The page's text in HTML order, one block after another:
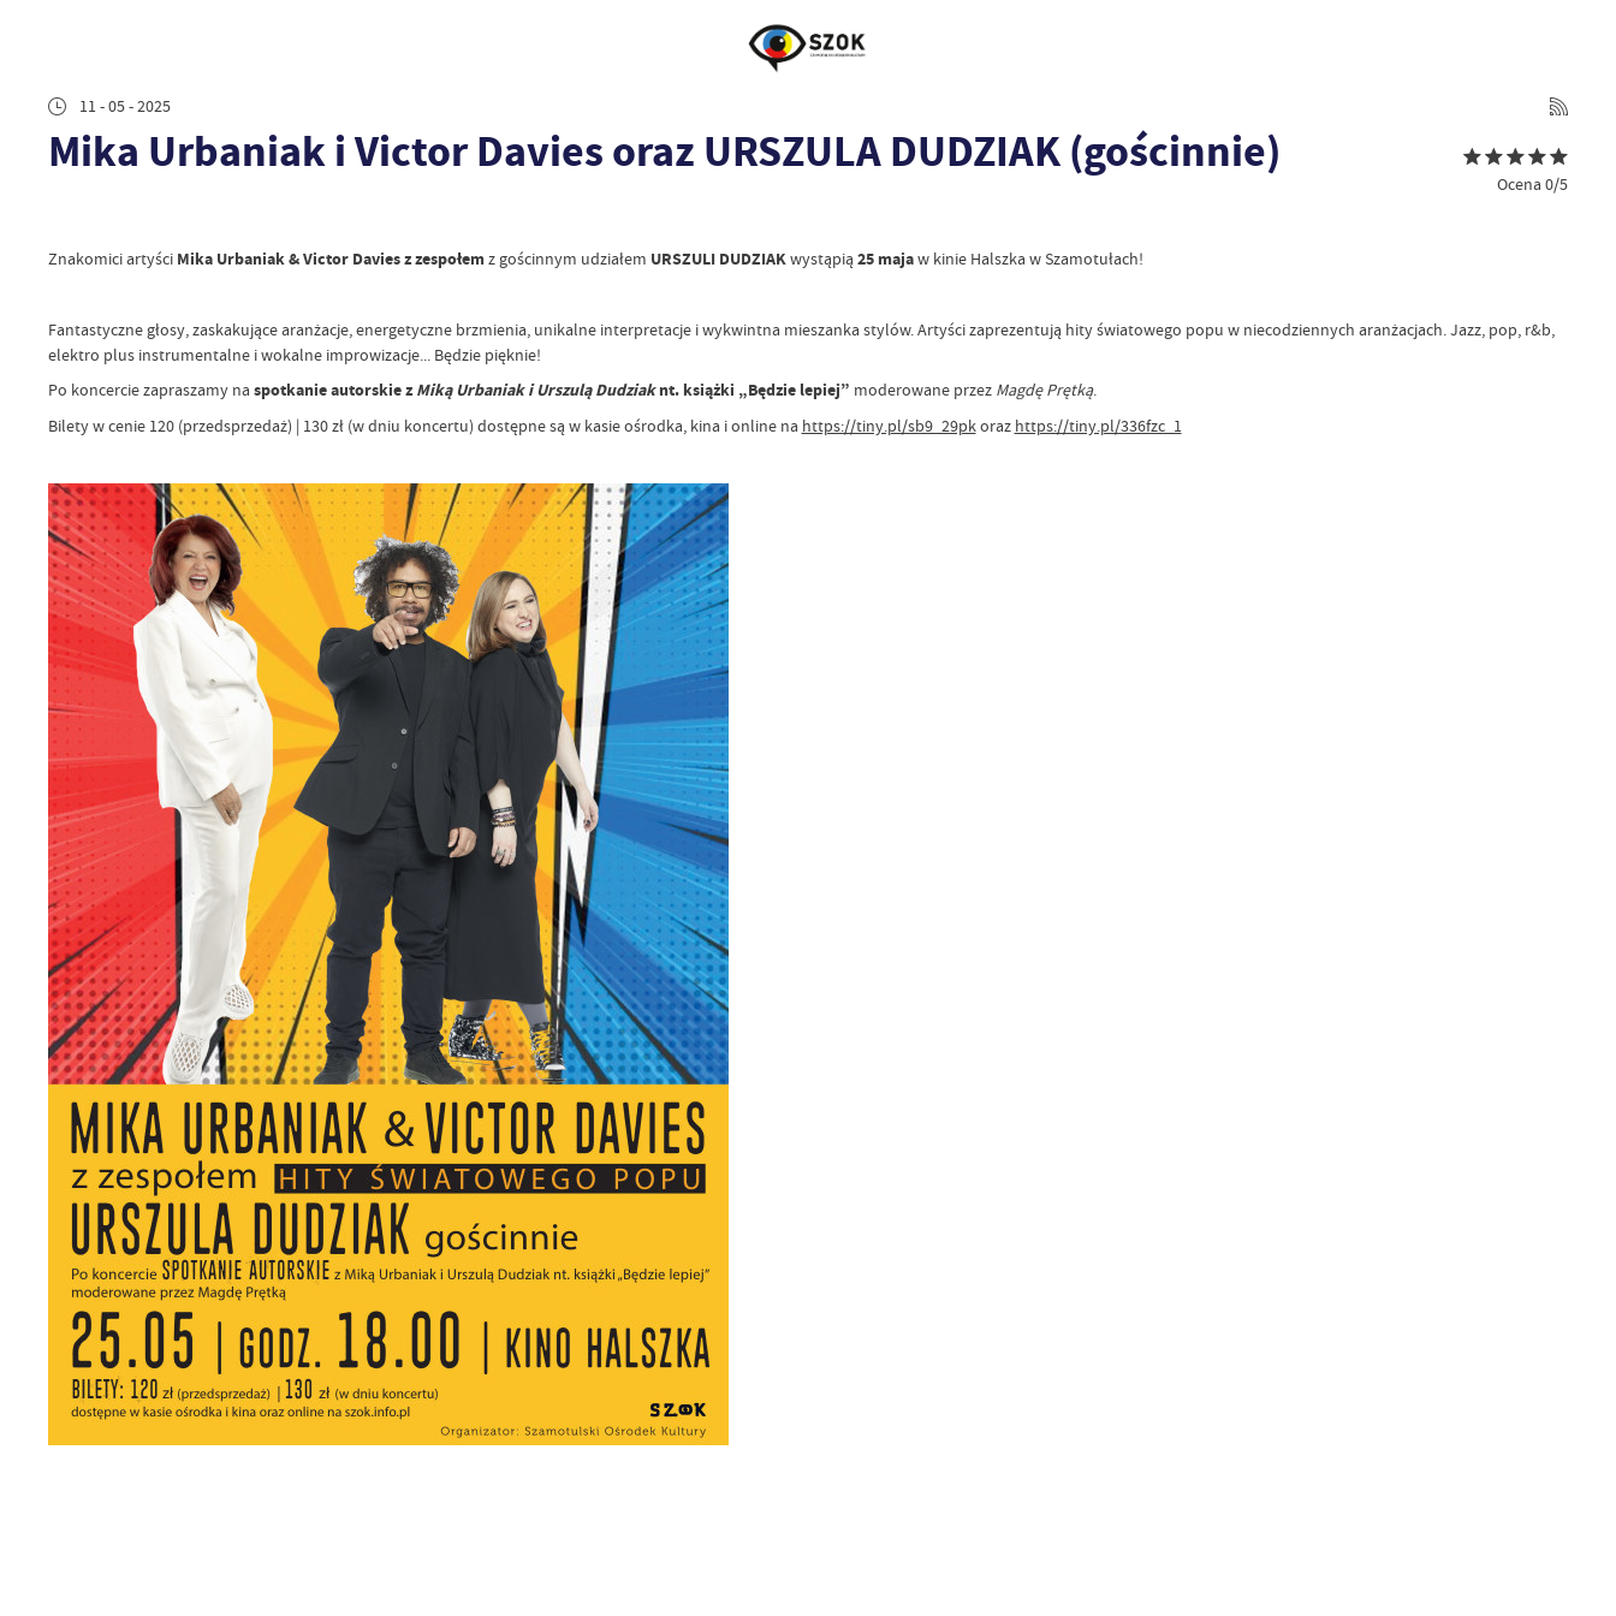
11 - 05 - 2025
Mika Urbaniak i Victor Davies oraz URSZULA DUDZIAK (gościnnie)
Ocena 0/5
Znakomici artyści Mika Urbaniak & Victor Davies z zespołemz gościnnym udziałem URSZULI DUDZIAKwystąpią 25 majaw kinie Halszka w Szamotułach!
Fantastyczne głosy, zaskakujące aranżacje, energetyczne brzmienia, unikalne interpretacje i wykwintna mieszanka stylów. Artyści zaprezentują hity światowego popu w niecodziennych aranżacjach. Jazz, pop, r&b,
elektro plus instrumentalne i wokalne improwizacje... Będzie pięknie!
Po koncercie zapraszamy na spotkanie autorskie z Miką Urbaniak i Urszulą Dudziaknt. książki „Będzie lepiej” moderowane przez Magdę Prętką.
Bilety w cenie 120 (przedsprzedaż) | 130 zł (w dniu koncertu) dostępne są w kasie ośrodka, kina i online na https://tiny.pl/sb9_29pkoraz https://tiny.pl/336fzc_1